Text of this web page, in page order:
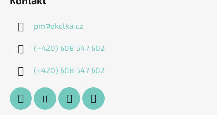
pm@ekolka.cz
(+420) 608 647 602
(+420) 608 647 602